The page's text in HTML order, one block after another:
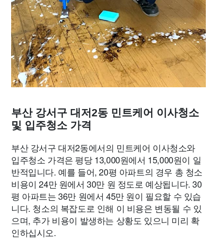
부산 강서구 대저2동 민트케어 이사청소
및 입주청소 가격
부산 강서구 대저2동에서의 민트케어 이사청소와
입주청소 가격은 평당 13,000원에서 15,000원이 일
반적입니다. 예를 들어, 20평 아파트의 경우 총 청소
비용이 24만 원에서 30만 원 정도로 예상됩니다. 30
평 아파트는 36만 원에서 45만 원이 필요할 수 있습
니다. 청소의 복잡도로 인해 이 비용은 변동될 수 있
으며, 추가 비용이 발생하는 상황도 있으니 미리 확
인하십시오.